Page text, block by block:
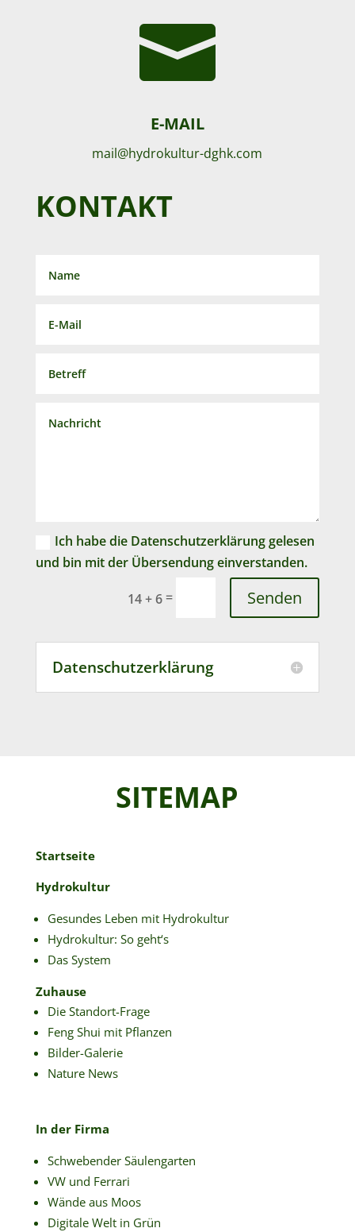

E-MAIL
mail@hydrokultur-dghk.com
KONTAKT
Ich habe die Datenschutzerklärung gelesen
und bin mit der Übersendung einverstanden.
14 + 6= Senden
Datenschutzerklärung
SITEMAP
Startseite
Hydrokultur
Gesundes Leben mit Hydrokultur
Hydrokultur: So geht‘s
Das System
Zuhause
Die Standort-Frage
Feng Shui mit Pflanzen
Bilder-Galerie
Nature News
In der Firma
Schwebender Säulengarten
VW und Ferrari
Wände aus Moos
Digitale Welt in Grün